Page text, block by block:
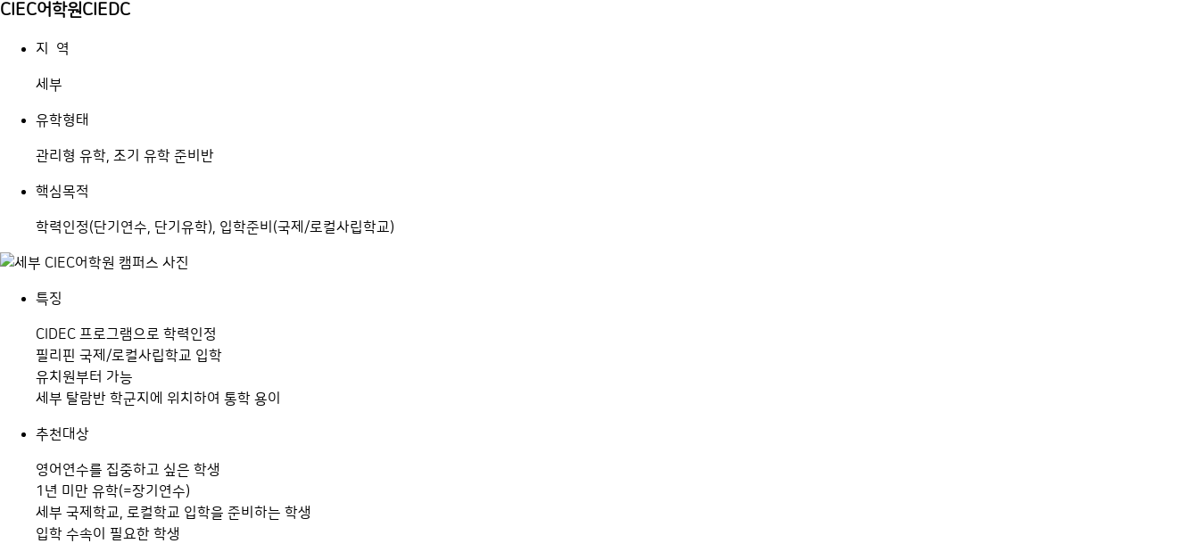
CIEC어학원CIEDC
지 역
세부
유학형태
관리형 유학, 조기 유학 준비반
핵심목적
학력인정(단기연수, 단기유학), 입학준비(국제/로컬사립학교)
특징
CIDEC 프로그램으로 학력인정
필리핀 국제/로컬사립학교 입학
유치원부터 가능
세부 탈람반 학군지에 위치하여 통학 용이
추천대상
영어연수를 집중하고 싶은 학생
1년 미만 유학(=장기연수)
세부 국제학교, 로컬학교 입학을 준비하는 학생
입학 수속이 필요한 학생